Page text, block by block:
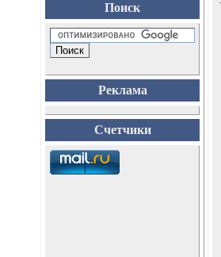
Поиск
Реклама
Счетчики